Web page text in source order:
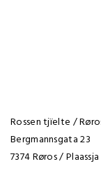
Rossen tjïelte /
Bergmannsgata 23
7374 Røros / Plaassja